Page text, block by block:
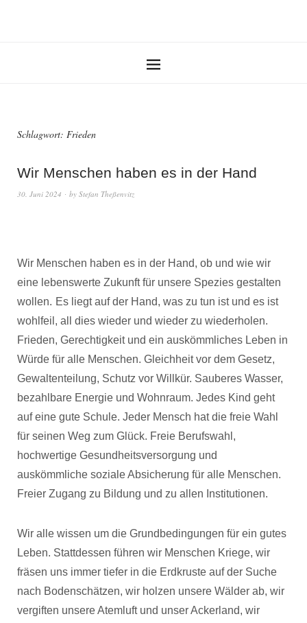
Schlagwort: Frieden
Wir Menschen haben es in der Hand
30. Juni 2024 by Stefan Theßenvitz
Wir Menschen haben es in der Hand, ob und wie wir
eine lebenswerte Zukunft für unsere Spezies gestalten
wollen. Es liegt auf der Hand, was zu tun ist und es ist
wohlfeil, all dies wieder und wieder zu wiederholen.
Frieden, Gerechtigkeit und ein auskömmliches Leben in
Würde für alle Menschen. Gleichheit vor dem Gesetz,
Gewaltenteilung, Schutz vor Willkür. Sauberes Wasser,
bezahlbare Energie und Wohnraum. Jedes Kind geht
auf eine gute Schule. Jeder Mensch hat die freie Wahl
für seinen Weg zum Glück. Freie Berufswahl,
hochwertige Gesundheitsversorgung und
auskömmliche soziale Absicherung für alle Menschen.
Freier Zugang zu Bildung und zu allen Institutionen.
Wir alle wissen um die Grundbedingungen für ein gutes
Leben. Stattdessen führen wir Menschen Kriege, wir
fräsen uns immer tiefer in die Erdkruste auf der Suche
nach Bodenschätzen, wir holzen unsere Wälder ab, wir
vergiften unsere Atemluft und unser Ackerland, wir